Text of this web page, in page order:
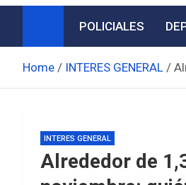
POLICIALES
Home INTERES GENERAL
INTERES GENERAL
Alrededor de